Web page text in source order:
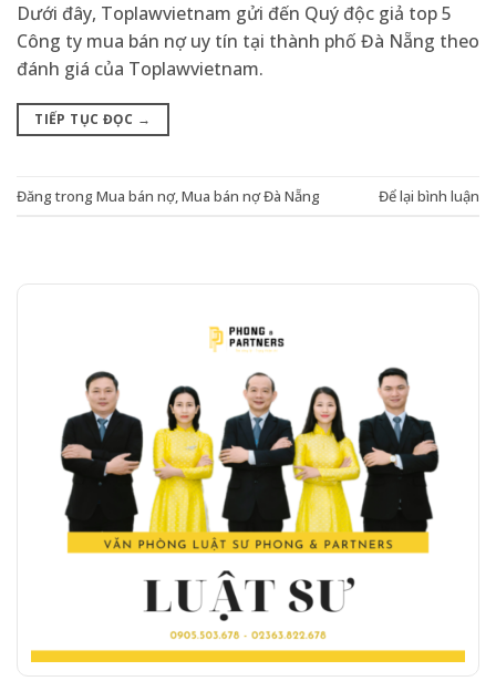
Dưới đây, Toplawvietnam gửi đến Quý độc giả top 5
Công ty mua bán nợ uy tín tại thành phố Đà Nẵng theo
đánh giá của Toplawvietnam.
TIẾP TỤC ĐỌC →
Đăng trongMua bán nợ, Mua bán nợ Đà Nẵng Để lại bình luận